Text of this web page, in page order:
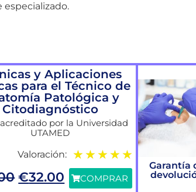
y Aplicaciones
para el Técnico de
Patológica y
Citodiagnóstico
por la Universidad
UTAMED
Valoración: ★ ★ ★ ★ ★
€32.00 COMPRAR
Garantía